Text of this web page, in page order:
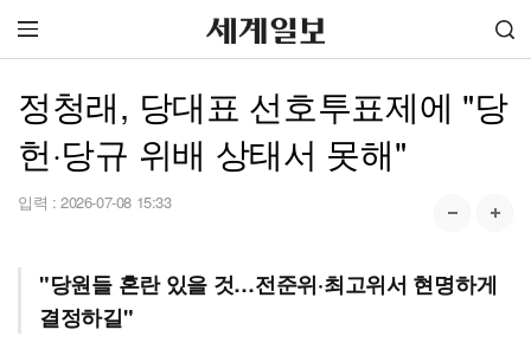
정청래, 당대표 선호투표제에 "당
헌·당규 위배 상태서 못해"
입력 : 2026-07-08 15:33
"당원들 혼란 있을 것…전준위·최고위서 현명하게
결정하길"